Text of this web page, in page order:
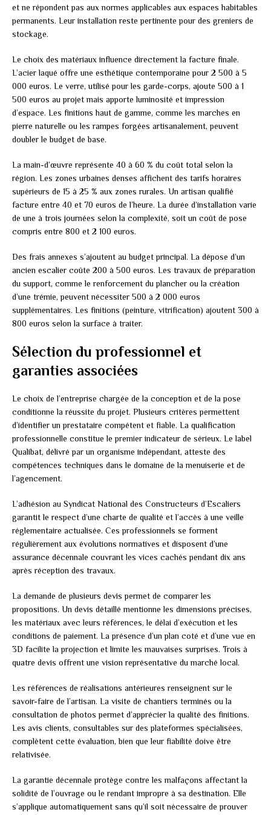
et ne répondent pas aux normes applicables aux espaces habitables
permanents. Leur installation reste pertinente pour des greniers de
stockage.
Le choix des matériaux influence directement la facture finale.
L’acier laqué offre une esthétique contemporaine pour 2 500 à 5
000 euros. Le verre, utilisé pour les garde-corps, ajoute 500 à 1
500 euros au projet mais apporte luminosité et impression
d’espace. Les finitions haut de gamme, comme les marches en
pierre naturelle ou les rampes forgées artisanalement, peuvent
doubler le budget de base.
La main-d’œuvre représente 40 à 60 % du coût total selon la
région. Les zones urbaines denses affichent des tarifs horaires
supérieurs de 15 à 25 % aux zones rurales. Un artisan qualifié
facture entre 40 et 70 euros de l’heure. La durée d’installation varie
de une à trois journées selon la complexité, soit un coût de pose
compris entre 800 et 2 100 euros.
Des frais annexes s’ajoutent au budget principal. La dépose d’un
ancien escalier coûte 200 à 500 euros. Les travaux de préparation
du support, comme le renforcement du plancher ou la création
d’une trémie, peuvent nécessiter 500 à 2 000 euros
supplémentaires. Les finitions (peinture, vitrification) ajoutent 300 à
800 euros selon la surface à traiter.
Sélection du professionnel et
garanties associées
Le choix de l’entreprise chargée de la conception et de la pose
conditionne la réussite du projet. Plusieurs critères permettent
d’identifier un prestataire compétent et fiable. La qualification
professionnelle constitue le premier indicateur de sérieux. Le label
Qualibat, délivré par un organisme indépendant, atteste des
compétences techniques dans le domaine de la menuiserie et de
l’agencement.
L’adhésion au Syndicat National des Constructeurs d’Escaliers
garantit le respect d’une charte de qualité et l’accès à une veille
réglementaire actualisée. Ces professionnels se forment
régulièrement aux évolutions normatives et disposent d’une
assurance décennale couvrant les vices cachés pendant dix ans
après réception des travaux.
La demande de plusieurs devis permet de comparer les
propositions. Un devis détaillé mentionne les dimensions précises,
les matériaux avec leurs références, le délai d’exécution et les
conditions de paiement. La présence d’un plan coté et d’une vue en
3D facilite la projection et limite les mauvaises surprises. Trois à
quatre devis offrent une vision représentative du marché local.
Les références de réalisations antérieures renseignent sur le
savoir-faire de l’artisan. La visite de chantiers terminés ou la
consultation de photos permet d’apprécier la qualité des finitions.
Les avis clients, consultables sur des plateformes spécialisées,
complètent cette évaluation, bien que leur fiabilité doive être
relativisée.
La garantie décennale protège contre les malfaçons affectant la
solidité de l’ouvrage ou le rendant impropre à sa destination. Elle
s’applique automatiquement sans qu’il soit nécessaire de prouver